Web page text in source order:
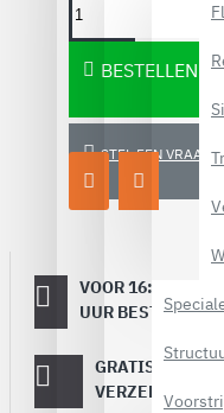
BESTELLEN
STEL EEN VRAAG
VOOR 16:00
UUR BESTELD
GRATIS
VERZENDING